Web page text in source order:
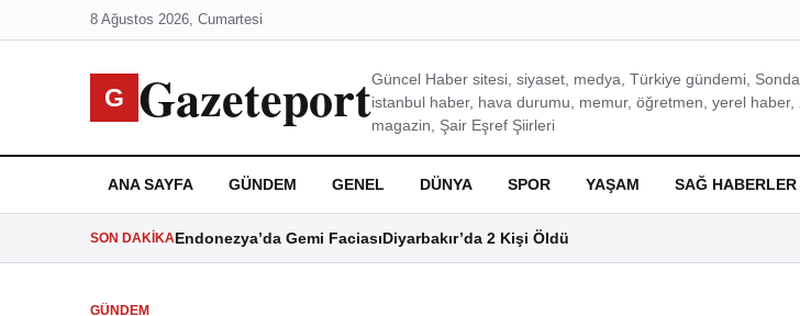
8 Ağustos 2026, Cumartesi
G GazeteportGüncel Haber sitesi, siyaset, medya, Türkiye gündemi,
istanbul haber, hava durumu, memur, öğretmen, yerel
magazin, Şair Eşref Şiirleri
ANA SAYFA GÜNDEM GENEL DÜNYA SPOR YAŞAM SAĞ HABERLER
SON DAKIKAEndonezya’da Gemi FaciasıDiyarbakır’da 2 Kişi Öldü
GÜNDEM